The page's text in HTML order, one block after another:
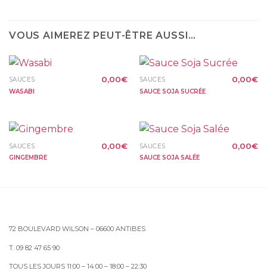
VOUS AIMEREZ PEUT-ÊTRE AUSSI…
SAUCES
WASABI
0,00€
SAUCES
SAUCE SOJA SUCRÉE
0,00€
SAUCES
GINGEMBRE
0,00€
SAUCES
SAUCE SOJA SALÉE
0,00€
72 BOULEVARD WILSON – 06600 ANTIBES
T. 09 82 47 65 90
TOUS LES JOURS 11:00 – 14:00 – 18:00 – 22:30